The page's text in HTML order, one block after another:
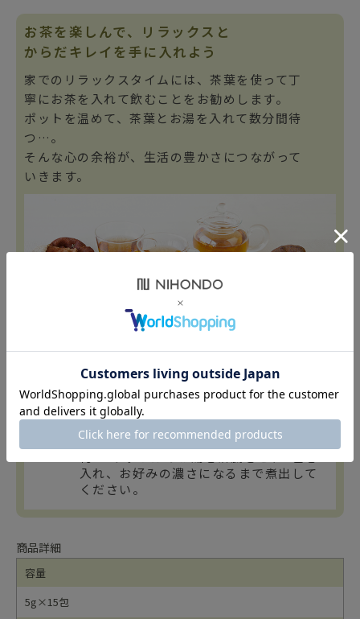
お茶を楽しんで、リラックスと
からだキレイを手に入れよう
家でのリラックスタイムには、茶葉を使って丁
寧にお茶を入れて飲むことをお勧めします。
ポットを温めて、茶葉とお湯を入れて数分間待
つ…。
そんな心の余裕が、生活の豊かさにつながって
いきます。
五巡茶のお召し上がり方（ティーバ
ッグ）
ティーポットに1包を入れ、熱湯を注
ぎ、5分から10分待ち、お好みにあわせ
てお飲みください。
入れ、お好みの濃さになるまで煮出して
ください。
商品詳細
容量
5g×15包